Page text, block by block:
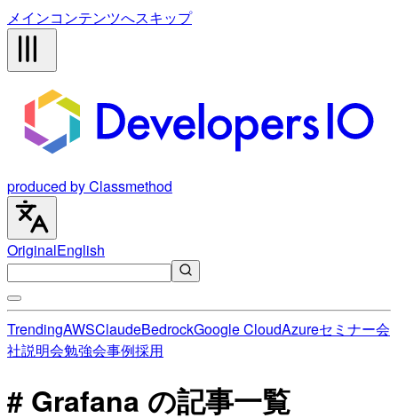
メインコンテンツへスキップ
produced by Classmethod
OriginalEnglish
TrendingAWSClaudeBedrockGoogle CloudAzureセミナー会
社説明会勉強会事例採用
# Grafana の記事一覧